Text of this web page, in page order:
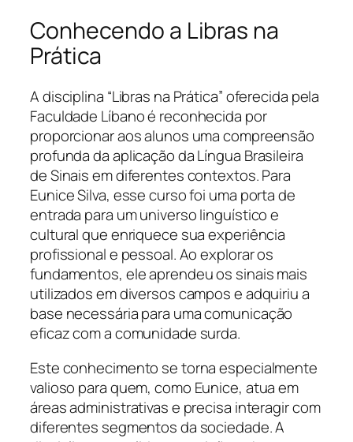
Conhecendo a Libras na
Prática
A disciplina “Libras na Prática” oferecida pela
Faculdade Líbano é reconhecida por
proporcionar aos alunos uma compreensão
profunda da aplicação da Língua Brasileira
de Sinais em diferentes contextos. Para
Eunice Silva, esse curso foi uma porta de
entrada para um universo linguístico e
cultural que enriquece sua experiência
profissional e pessoal. Ao explorar os
fundamentos, ele aprendeu os sinais mais
utilizados em diversos campos e adquiriu a
base necessária para uma comunicação
eficaz com a comunidade surda.
Este conhecimento se torna especialmente
valioso para quem, como Eunice, atua em
áreas administrativas e precisa interagir com
diferentes segmentos da sociedade. A